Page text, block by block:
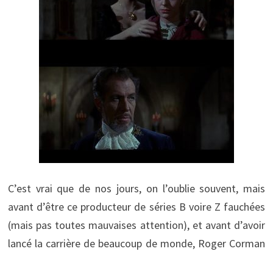
C’est vrai que de nos jours, on l’oublie souvent, mais
avant d’être ce producteur de séries B voire Z fauchées
(mais pas toutes mauvaises attention), et avant d’avoir
lancé la carrière de beaucoup de monde, Roger Corman